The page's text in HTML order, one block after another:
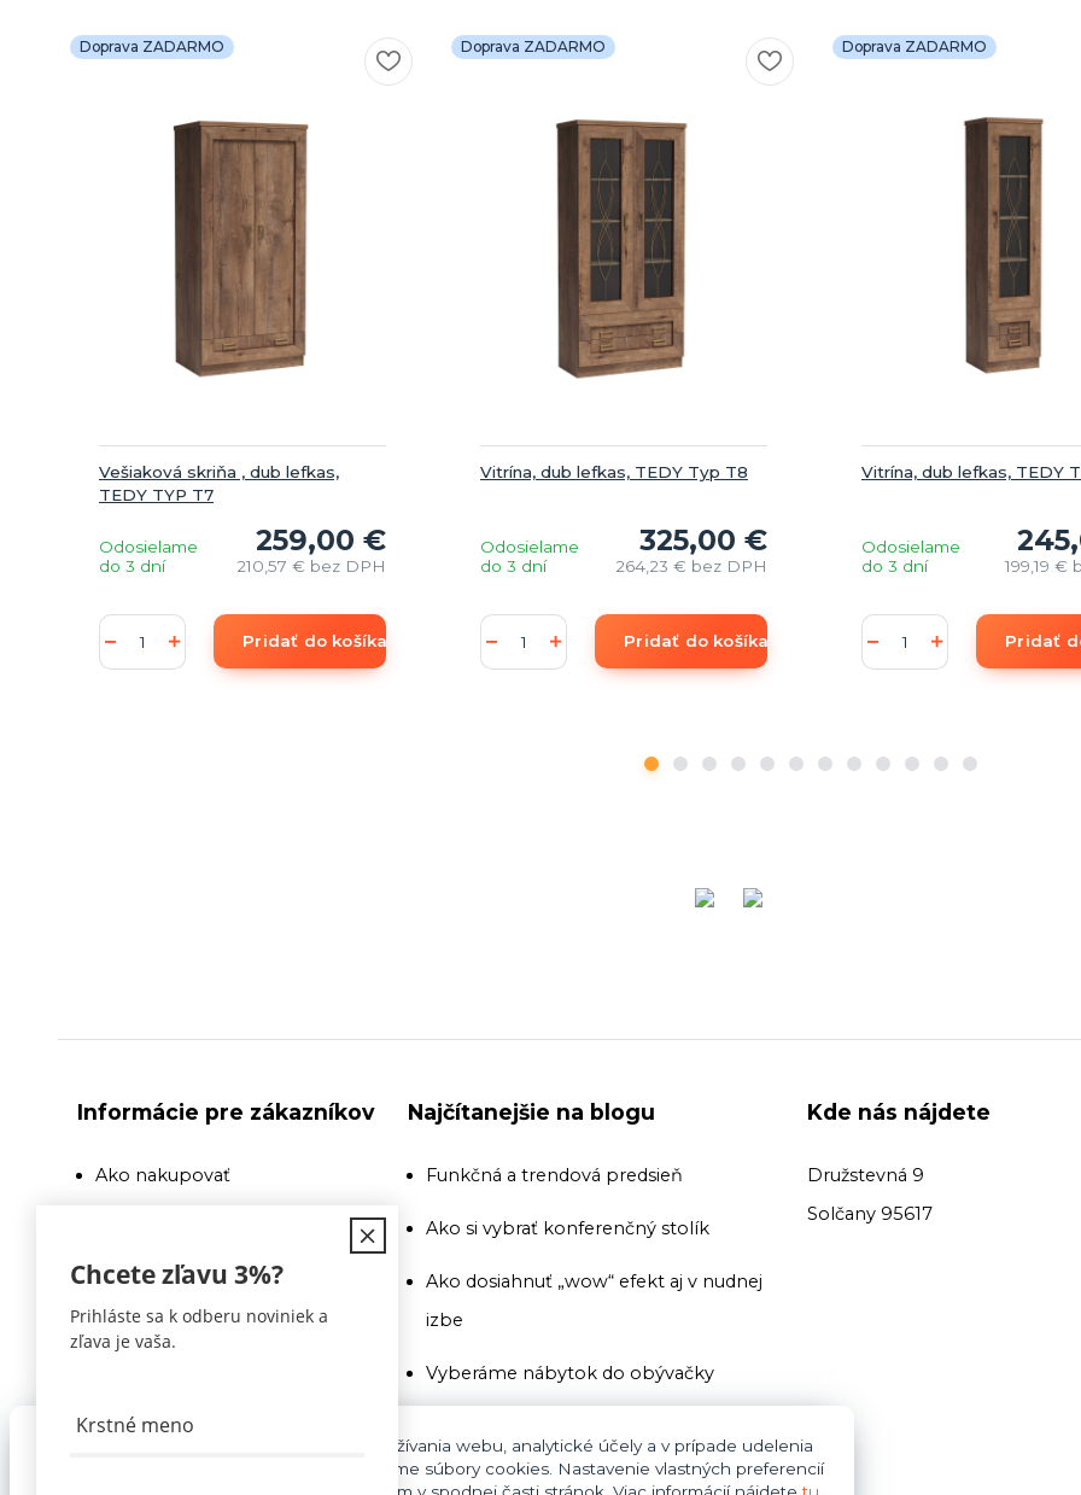
Doprava ZADARMO
Vešiaková skriňa , dub lefkas,
TEDY TYP T7
259,00 €
210,57 € bez DPH
Odosielame
do 3 dní
Pridať do košíka
Doprava ZADARMO
Vitrína, dub lefkas, TEDY Typ T8
325,00 €
264,23 € bez DPH
Odosielame
do 3 dní
Pridať do košíka
Doprava ZADARMO
Vitrína, dub lefkas, TEDY
199,19 €
Odosielame
do 3 dní
Pridať
Informácie pre zákazníkov
Ako nakupovať
Recenzie a odporúčania
Obchodné podmienky
Najčítanejšie na blogu
Funkčná a trendová predsieň
Ako si vybrať konferenčný stolík
Ako dosiahnuť „wow“ efekt aj v nudnej
izbe
Vyberáme nábytok do obývačky
Na toto si pri zariaďovani kúpeľne dajte
Kde nás nájdete
Družstevná 9
Solčany 95617
Pre základnú funkčnosť, spríjemnenie používania webu, analytické účely a v prípade udelenia
súhlasu aj na účely cielenia reklamy využívame súbory cookies. Nastavenie vlastných preferencií
cookies môžete kedykoľvek upraviť odkazom v spodnej časti stránok. Viac informácií nájdetetu
Chcete zľavu 3%?
Prihláste sa k odberu noviniek a
zľava je vaša.